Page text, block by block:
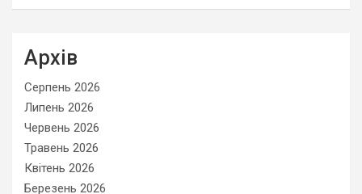
Архів
Серпень 2026
Липень 2026
Червень 2026
Травень 2026
Квітень 2026
Березень 2026